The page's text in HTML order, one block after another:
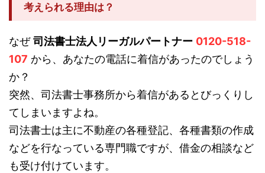
考えられる理由は？
なぜ司法書士法人リーガルパートナー 0120-518-
107 から、あなたの電話に着信があったのでしょう
か？
突然、司法書士事務所から着信があるとびっくりし
てしまいますよね。
司法書士は主に不動産の各種登記、各種書類の作成
などを行なっている専門職ですが、借金の相談など
も受け付けています。